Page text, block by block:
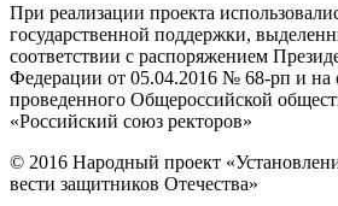
При реализации проекта
государственной поддержки,
соответствии с распоряжением
Федерации от 05.04.2016 № 68-рп и на
проведенного Общероссийской
«Российский союз ректоров»
© 2016 Народный проект
вести защитников Отечества»